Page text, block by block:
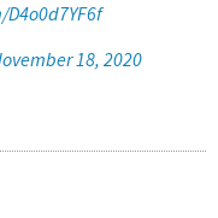
18, 2020